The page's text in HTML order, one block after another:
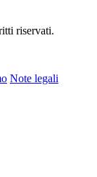
riservati.
Note legali